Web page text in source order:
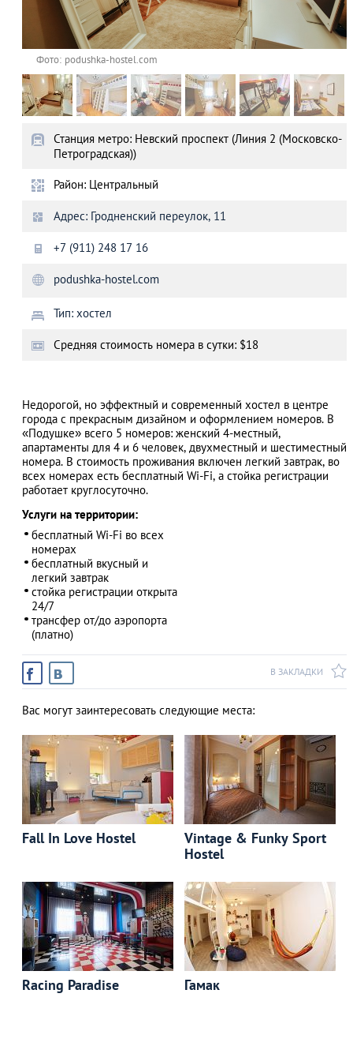
АЗАД
Фото: podushka-hostel.com
Станция метро: Невский проспект (Линия 2 (Московско-
Петроградская))
Район: Центральный
Адрес: Гродненский переулок, 11
+7 (911) 248 17 16
podushka-hostel.com
Тип: хостел
Cредняя стоимость номера в сутки: $18
Недорогой, но эффектный и современный хостел в центре
города с прекрасным дизайном и оформлением номеров. В
«Подушке» всего 5 номеров: женский 4-местный,
апартаменты для 4 и 6 человек, двухместный и шестиместный
номера. В стоимость проживания включен легкий завтрак, во
всех номерах есть бесплатный Wi-Fi, а стойка регистрации
работает круглосуточно.
Услуги на территории:
бесплатный Wi-Fi во всех
номерах
бесплатный вкусный и
легкий завтрак
стойка регистрации открыта
24/7
трансфер от/до аэропорта
(платно)
В ЗАКЛАДКИ
Вас могут заинтересовать следующие места:
Fall In Love Hostel
Vintage & Funky Sport
Hostel
Racing Paradise Гамак